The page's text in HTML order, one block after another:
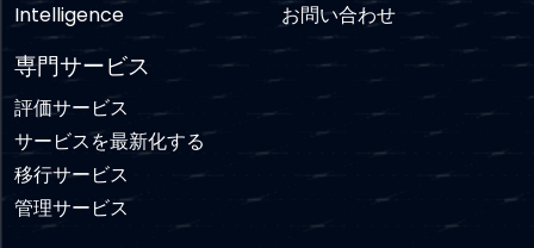
Intelligence
専門サービス
評価サービス
サービスを最新化する
移行サービス
管理サービス
お問い合わせ